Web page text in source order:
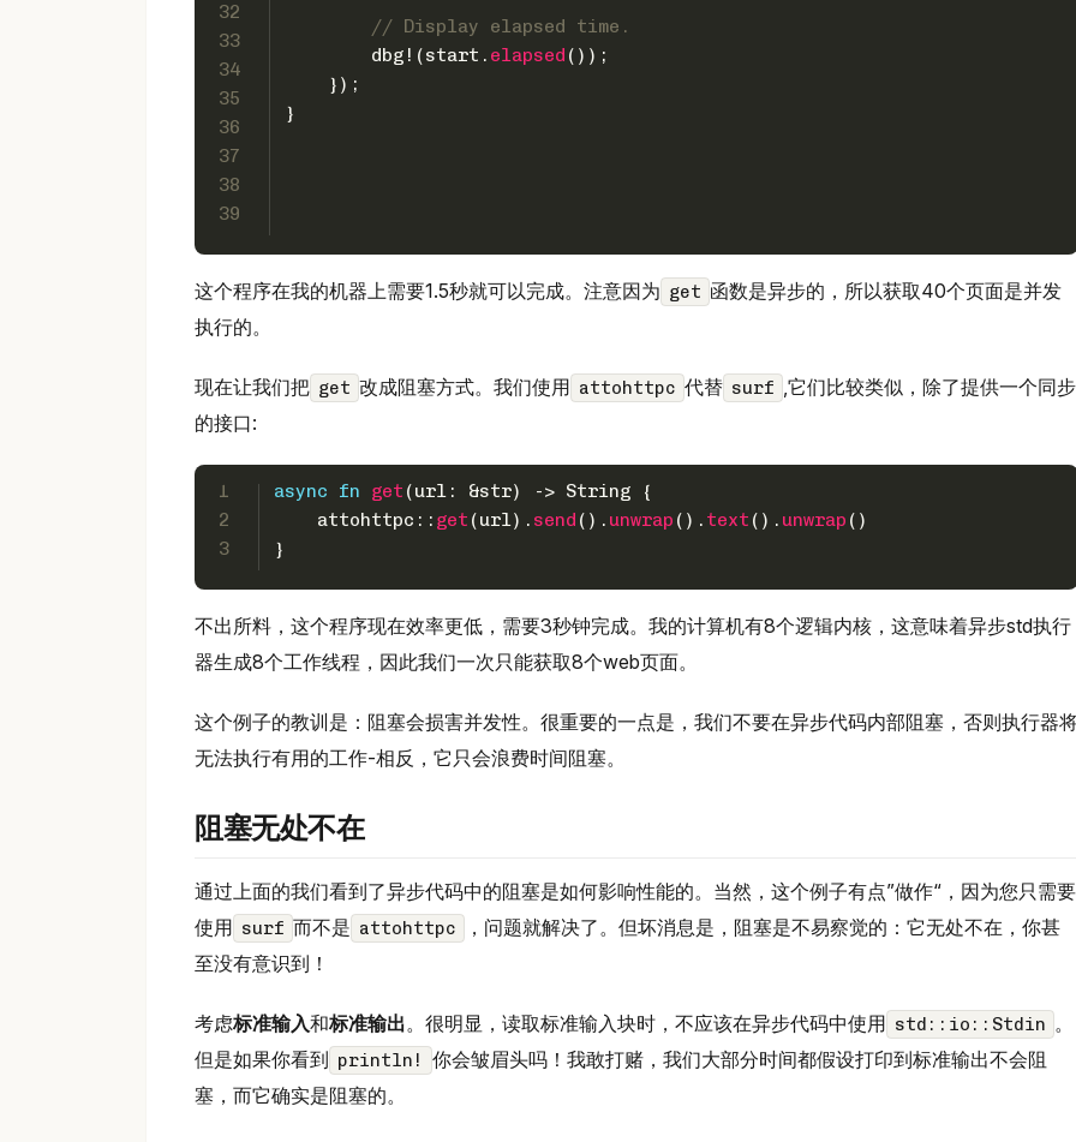
32
33
34
35
36
37
38
39
// Display elapsed time.
        dbg!(start.
elapsed ());
    });
}
这个程序在我的机器上需要1.5秒就可以完成。注意因为 get 函数是异步的，所以获取40个页面是并发
执行的。
现在让我们把 get 改成阻塞方式。我们使用 attohttpc 代替 surf ,它们比较类似，除了提供一个同步
的接口:
1
2
3
async fn get (url: &str) -> String {
    attohttpc::
get (url). send (). unwrap (). text (). unwrap ()
}
不出所料，这个程序现在效率更低，需要3秒钟完成。我的计算机有8个逻辑内核，这意味着异步std执行
器生成8个工作线程，因此我们一次只能获取8个web页面。
这个例子的教训是：阻塞会损害并发性。很重要的一点是，我们不要在异步代码内部阻塞，否则执行器
无法执行有用的工作-相反，它只会浪费时间阻塞。
阻塞无处不在
通过上面的我们看到了异步代码中的阻塞是如何影响性能的。当然，这个例子有点”做作“，因为您只需要
使用 surf 而不是 attohttpc
，问题就解决了。但坏消息是，阻塞是不易察觉的：它无处不在，你甚
至没有意识到！
考虑标准输入和标准输出。很明显，读取标准输入块时，不应该在异步代码中使用 std::io::Stdin 。
但是如果你看到 println!
你会皱眉头吗！我敢打赌，我们大部分时间都假设打印到标准输出不会阻
塞，而它确实是阻塞的。